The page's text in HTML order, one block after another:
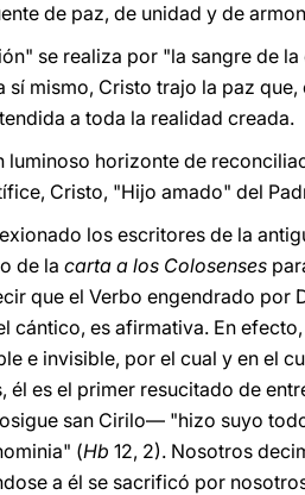
de paz, de unidad y de
se realiza por "la sangre de
sí mismo, Cristo trajo la paz
a toda la realidad creada.
luminoso horizonte de
Cristo, "Hijo amado" del
los escritores de la
de la carta a los Colosenses
que el Verbo engendrado por
cántico, es afirmativa. En
e invisible, por el cual y en el
él es el primer resucitado de
san Cirilo― "hizo suyo
(Hb 12, 2). Nosotros
a él se sacrificó por